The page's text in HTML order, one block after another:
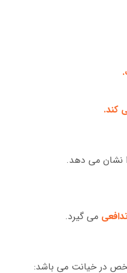
کند.
نشان می دهد.
می گیرد.
در خیانت می باشد: